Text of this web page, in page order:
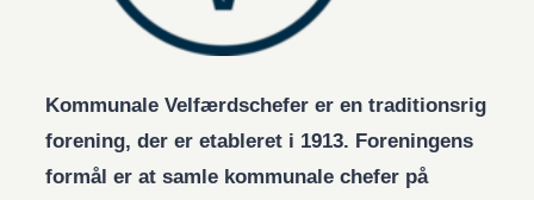
Kommunale Velfærdschefer er en traditionsrig
forening, der er etableret i 1913. Foreningens
formål er at samle kommunale chefer på